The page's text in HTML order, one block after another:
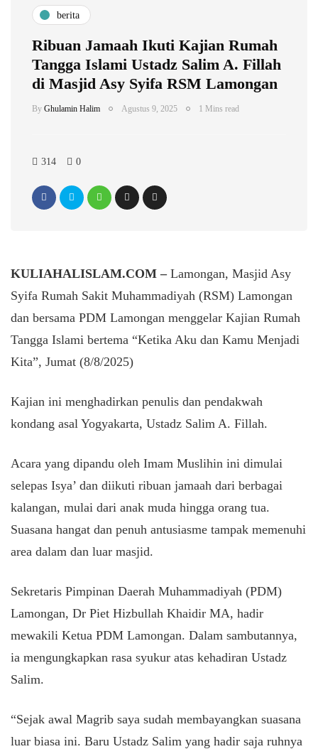
berita
Ribuan Jamaah Ikuti Kajian Rumah
Tangga Islami Ustadz Salim A. Fillah
di Masjid Asy Syifa RSM Lamongan
By Ghulamin Halim Agustus 9, 2025 1 Mins read
314 0
KULIAHALISLAM.COM – Lamongan, Masjid Asy
Syifa Rumah Sakit Muhammadiyah (RSM) Lamongan
dan bersama PDM Lamongan menggelar Kajian Rumah
Tangga Islami bertema “Ketika Aku dan Kamu Menjadi
Kita”, Jumat (8/8/2025)
Kajian ini menghadirkan penulis dan pendakwah
kondang asal Yogyakarta, Ustadz Salim A. Fillah.
Acara yang dipandu oleh Imam Muslihin ini dimulai
selepas Isya’ dan diikuti ribuan jamaah dari berbagai
kalangan, mulai dari anak muda hingga orang tua.
Suasana hangat dan penuh antusiasme tampak memenuhi
area dalam dan luar masjid.
Sekretaris Pimpinan Daerah Muhammadiyah (PDM)
Lamongan, Dr Piet Hizbullah Khaidir MA, hadir
mewakili Ketua PDM Lamongan. Dalam sambutannya,
ia mengungkapkan rasa syukur atas kehadiran Ustadz
Salim.
“Sejak awal Magrib saya sudah membayangkan suasana
luar biasa ini. Baru Ustadz Salim yang hadir saja ruhnya